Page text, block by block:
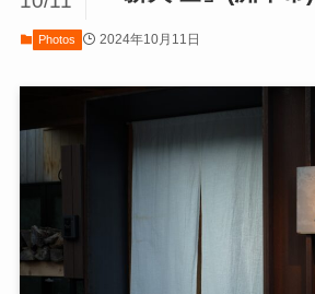
Photos 2024年10月11日